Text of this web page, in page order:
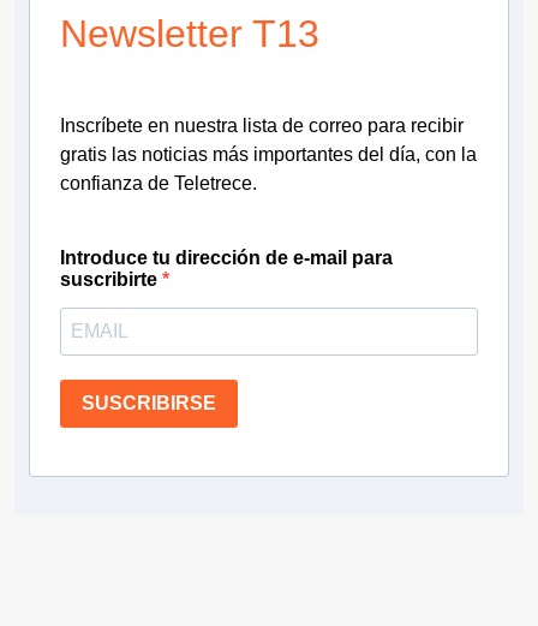
Newsletter T13
Inscríbete en nuestra lista de correo para recibir
gratis las noticias más importantes del día, con la
confianza de Teletrece.
Introduce tu dirección de e-mail para
suscribirte
SUSCRIBIRSE